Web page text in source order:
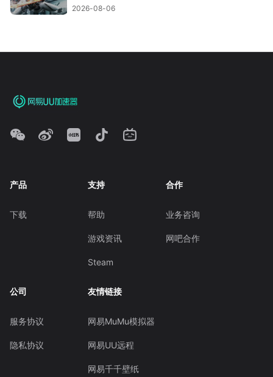
2026-08-06
产品
下载
支持
帮助
游戏资讯
Steam
合作
业务咨询
网吧合作
公司
服务协议
隐私协议
友情链接
网易MuMu模拟器
网易UU远程
网易千千壁纸